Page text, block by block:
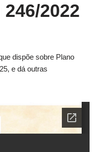
2022
dispõe sobre Plano
e dá outras